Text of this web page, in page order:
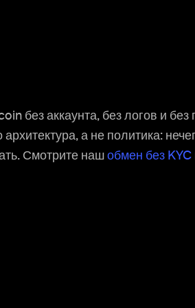
без аккаунта, без логов и без
а не политика:
Смотрите нашобмен без KYC